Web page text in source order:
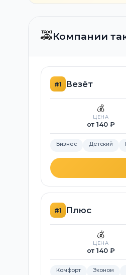
🚕Компании
#1 Везёт
💰
ЦЕНА
от 140 ₽
Бизнес Детский
#1 Плюс
💰
ЦЕНА
от 140 ₽
Комфорт Эконом